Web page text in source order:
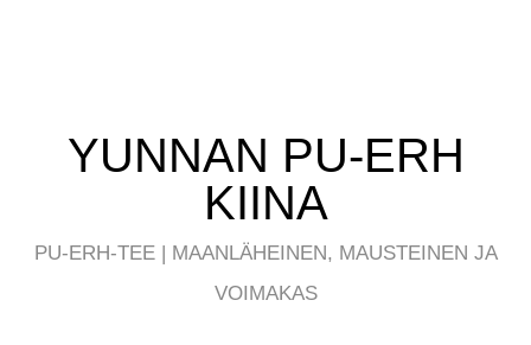
YUNNAN PU-ERH
KIINA
PU-ERH-TEE | MAANLÄHEINEN, MAUSTEINEN JA
VOIMAKAS